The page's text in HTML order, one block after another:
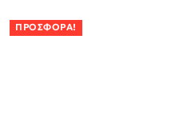
ΠΡΟΣΦΟΡΆ!